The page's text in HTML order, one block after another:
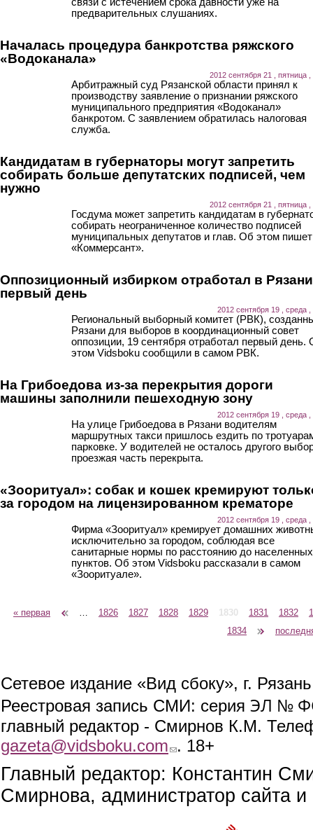
предварительных слушаниях.
Началась процедура банкротства ряжского
«Водоканала»
2012 сентября 21 , пятница ,
Арбитражный суд Рязанской области принял к
производству заявление о признании ряжского
муниципального предприятия «Водоканал»
банкротом. С заявлением обратилась налоговая
служба.
Кандидатам в губернаторы могут запретить
собирать больше депутатских подписей, чем
нужно
2012 сентября 21 , пятница ,
Госдума может запретить кандидатам в
собирать неограниченное количество подписей
муниципальных депутатов и глав. Об этом пишет
«Коммерсант».
Оппозиционный избирком отработал в Рязани
первый день
2012 сентября 19 , среда ,
Региональный выборный комитет (РВК),
Рязани для выборов в координационный совет
оппозиции, 19 сентября отработал первый день.
этом Vidsboku сообщили в самом РВК.
На Грибоедова из-за перекрытия дороги
машины заполнили пешеходную зону
2012 сентября 19 , среда ,
На улице Грибоедова в Рязани водителям
маршрутных такси пришлось ездить по
парковке. У водителей не осталось другого
проезжая часть перекрыта.
«Зооритуал»: собак и кошек кремируют
за городом на лицензированном крематоре
2012 сентября 19 , среда ,
Фирма «Зооритуал» кремирует домашних
исключительно за городом, соблюдая все
санитарные нормы по расстоянию до населенных
пунктов. Об этом Vidsboku рассказали в самом
«Зооритуале».
Страницы
« первая 1826 1827 1828 1829 1830 1831 1832
1834
Сетевое издание «Вид сбоку», г.
Реестровая запись СМИ: серия ЭЛ №
главный редактор - Смирнов К.М.
gazeta@vidsboku.com (link sends e-mail)
. 18+
Главный редактор: Константин
Смирнова, администратор сайта